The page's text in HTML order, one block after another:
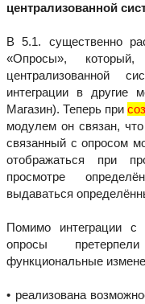
централизованной
В 5.1. существенно
«Опросы»,
централизованной
интеграции в другие
Магазин). Теперь при
модулем он связан,
связанный с опросом
отображаться при
просмотре
выдаваться
Помимо интеграции
опросы
функциональные
• реализована